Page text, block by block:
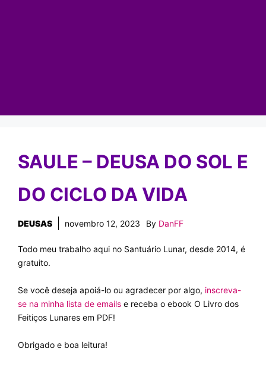
SAULE – DEUSA DO SOL E
DO CICLO DA VIDA
DEUSAS novembro 12, 2023 By DanFF
Todo meu trabalho aqui no Santuário Lunar, desde 2014, é
gratuito.
Se você deseja apoiá-lo ou agradecer por algo, inscreva-
se na minha lista de emails e receba o ebook O Livro dos
Feitiços Lunares em PDF!
Obrigado e boa leitura!